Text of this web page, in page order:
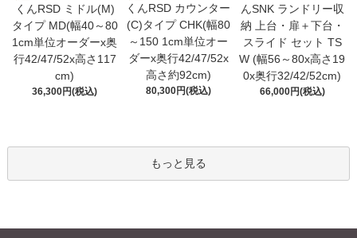
くんRSD ミドル(M)
タイプ MD(幅40～80
1cm単位オーダーx奥
行42/47/52x高さ117
cm)
36,300円(税込)
くんRSD カウンター
(C)タイプ CHK(幅80
～150 1cm単位オー
ダーx奥行42/47/52x
高さ約92cm)
80,300円(税込)
んSNK ランドリー収
納 上台・扉＋下台・
スライド セット TS
W (幅56～80x高さ19
0x奥行32/42/52cm)
66,000円(税込)
もっと見る